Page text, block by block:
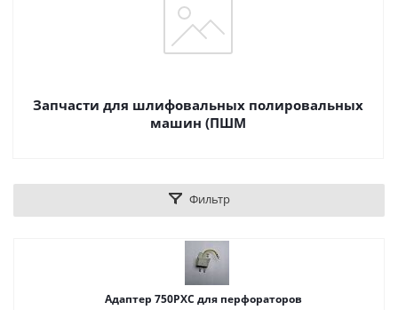
Запчасти для шлифовальных полировальных
машин (ПШМ
Фильтр
Адаптер 750PXC для перфораторов